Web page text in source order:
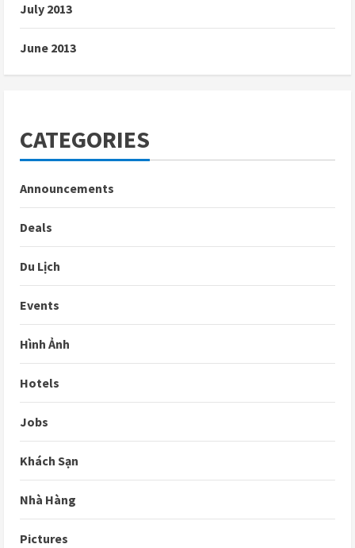
July 2013
June 2013
CATEGORIES
Announcements
Deals
Du Lịch
Events
Hình Ảnh
Hotels
Jobs
Khách Sạn
Nhà Hàng
Pictures